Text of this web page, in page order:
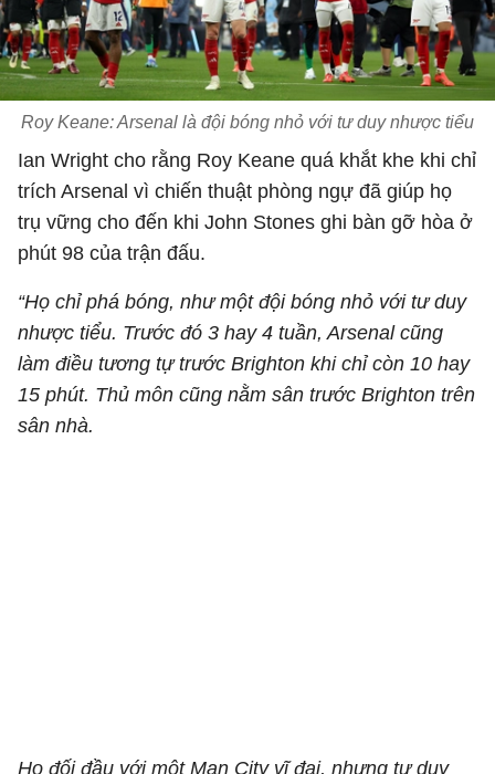
Roy Keane: Arsenal là đội bóng nhỏ với tư duy nhược tiểu
Ian Wright cho rằng Roy Keane quá khắt khe khi chỉ
trích Arsenal vì chiến thuật phòng ngự đã giúp họ
trụ vững cho đến khi John Stones ghi bàn gỡ hòa ở
phút 98 của trận đấu.
“Họ chỉ phá bóng, như một đội bóng nhỏ với tư duy
nhược tiểu. Trước đó 3 hay 4 tuần, Arsenal cũng
làm điều tương tự trước Brighton khi chỉ còn 10 hay
15 phút. Thủ môn cũng nằm sân trước Brighton trên
sân nhà.
Họ đối đầu với một Man City vĩ đại, nhưng tư duy